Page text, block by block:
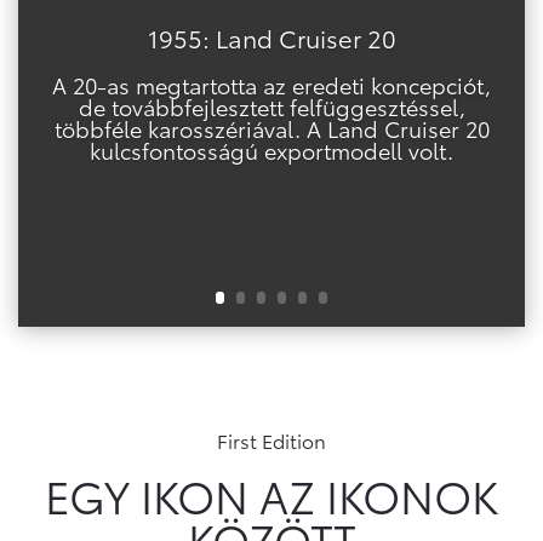
1955: Land Cruiser 20
A 20-as megtartotta az eredeti koncepciót,
de továbbfejlesztett felfüggesztéssel,
többféle karosszériával. A Land Cruiser 20
kulcsfontosságú exportmodell volt.
First Edition
EGY IKON AZ IKONOK